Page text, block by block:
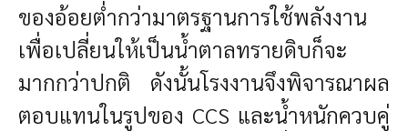
ของอ้อยต่ำกว่ามาตรฐานการใช้พลังงาน
เพื่อเปลี่ยนให้เป็นน้ำตาลทรายดิบก็จะ
มากกว่าปกติ ดังนั้นโรงงานจึงพิจารณาผล
ตอบแทนในรูปของ CCS และน้ำหนักควบคู่